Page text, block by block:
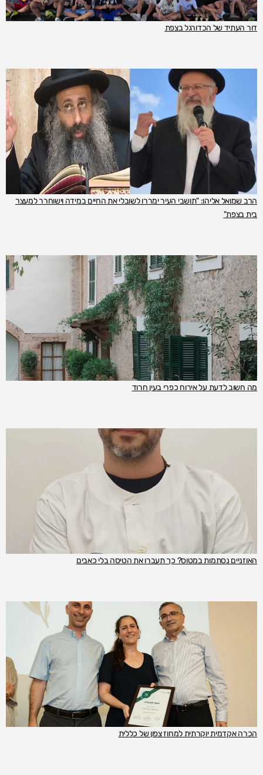
דור העתיד של הכדורגל בצפת
הרב שמואל אליהו: "תושבי העיר ימררו לשובלי את החיים במידה וישוחרר למעצר
בית בצפת"
מה חשוב לדעת על אירוח כפרי בעין חרוד
האוזניים נסתמות במטוס? כך תעברו את הטיסה בלי כאבים
הכרה אקדמית יוקרתית למחוז צפון של כללית